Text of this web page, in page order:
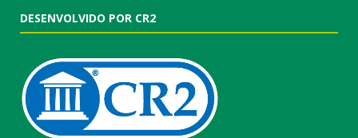
DESENVOLVIDO POR CR2